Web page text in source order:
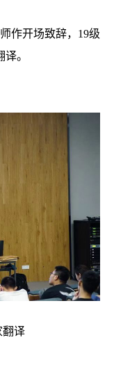
作开场致辞，19级
。
翻译